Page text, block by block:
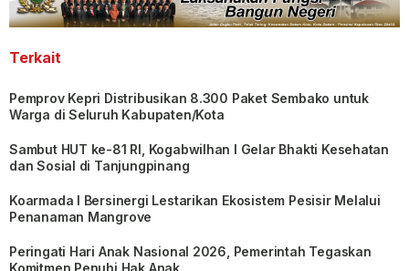
Terkait
Pemprov Kepri Distribusikan 8.300 Paket Sembako untuk
Warga di Seluruh Kabupaten/Kota
Sambut HUT ke-81 RI, Kogabwilhan I Gelar Bhakti Kesehatan
dan Sosial di Tanjungpinang
Koarmada I Bersinergi Lestarikan Ekosistem Pesisir Melalui
Penanaman Mangrove
Peringati Hari Anak Nasional 2026, Pemerintah Tegaskan
Komitmen Penuhi Hak Anak